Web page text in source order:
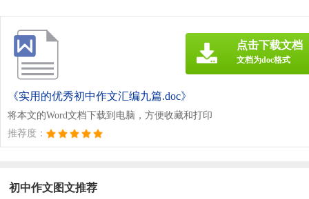
《实用的优秀初中作文汇编九篇.doc》
将本文的Word文档下载到电脑，方便收藏和打印
推荐度：
点击下载文档
文档为doc格式
初中作文图文推荐